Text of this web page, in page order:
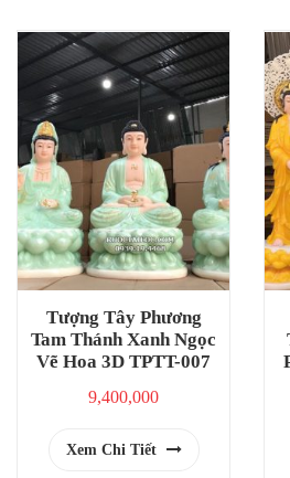
Tượng Tây Phương
Tam Thánh Xanh Ngọc
Vẽ Hoa 3D TPTT-007
9,400,000
Xem Chi Tiết